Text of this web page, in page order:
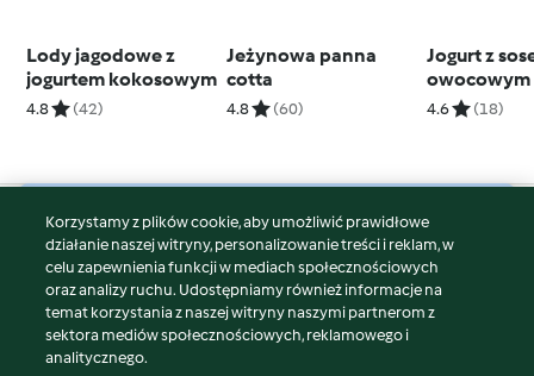
Lody jagodowe z
jogurtem kokosowym
4.8 (42)
Jeżynowa panna
cotta
4.8 (60)
Jogurt z
owocowym
4.6 (18)
© Copyright 2026
Warunki korzystania
Polityka prywatności
Disclaimer
Znak wydawcy
Korzystamy z plików cookie, aby umożliwić prawidłowe
działanie naszej witryny, personalizowanie treści i reklam, w
celu zapewnienia funkcji w mediach społecznościowych
oraz analizy ruchu. Udostępniamy również informacje na
temat korzystania z naszej witryny naszymi partnerom z
sektora mediów społecznościowych, reklamowego i
analitycznego.